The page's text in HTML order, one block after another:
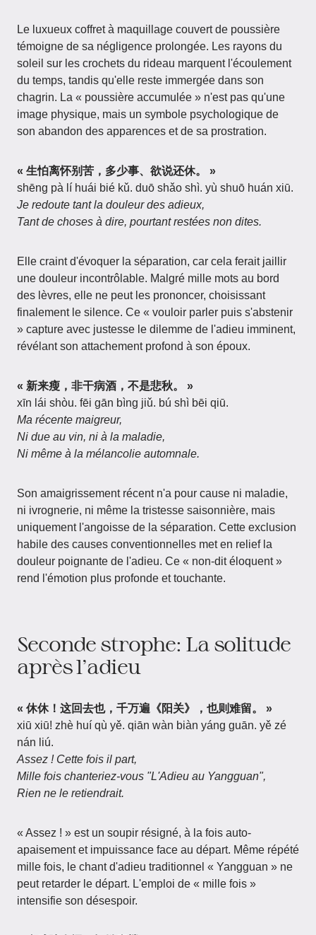
Le luxueux coffret à maquillage couvert de poussière
témoigne de sa négligence prolongée. Les rayons du
soleil sur les crochets du rideau marquent l'écoulement
du temps, tandis qu'elle reste immergée dans son
chagrin. La « poussière accumulée » n'est pas qu'une
image physique, mais un symbole psychologique de
son abandon des apparences et de sa prostration.
« 生怕离怀别苦，多少事、欲说还休。 »
shēng pà lí huái bié kǔ. duō shǎo shì. yù shuō huán xiū.
Je redoute tant la douleur des adieux,
Tant de choses à dire, pourtant restées non dites.
Elle craint d'évoquer la séparation, car cela ferait jaillir
une douleur incontrôlable. Malgré mille mots au bord
des lèvres, elle ne peut les prononcer, choisissant
finalement le silence. Ce « vouloir parler puis s'abstenir
» capture avec justesse le dilemme de l'adieu imminent,
révélant son attachement profond à son époux.
« 新来瘦，非干病酒，不是悲秋。 »
xīn lái shòu. fēi gān bìng jiǔ. bú shì bēi qiū.
Ma récente maigreur,
Ni due au vin, ni à la maladie,
Ni même à la mélancolie automnale.
Son amaigrissement récent n'a pour cause ni maladie,
ni ivrognerie, ni même la tristesse saisonnière, mais
uniquement l'angoisse de la séparation. Cette exclusion
habile des causes conventionnelles met en relief la
douleur poignante de l'adieu. Ce « non-dit éloquent »
rend l'émotion plus profonde et touchante.
Seconde strophe: La solitude
après l'adieu
« 休休！这回去也，千万遍《阳关》，也则难留。 »
xiū xiū! zhè huí qù yě. qiān wàn biàn yáng guān. yě zé
nán liú.
Assez ! Cette fois il part,
Mille fois chanteriez-vous "L'Adieu au Yangguan",
Rien ne le retiendrait.
« Assez ! » est un soupir résigné, à la fois auto-
apaisement et impuissance face au départ. Même répété
mille fois, le chant d'adieu traditionnel « Yangguan » ne
peut retarder le départ. L'emploi de « mille fois »
intensifie son désespoir.